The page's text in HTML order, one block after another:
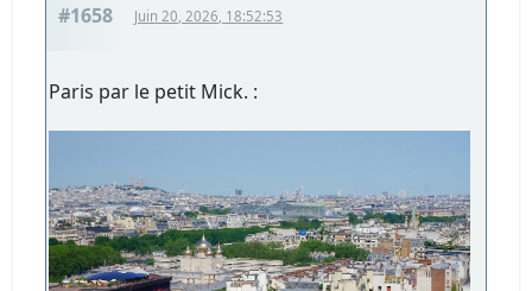
#1658 Juin 20, 2026, 18:52:53
Paris par le petit Mick. :